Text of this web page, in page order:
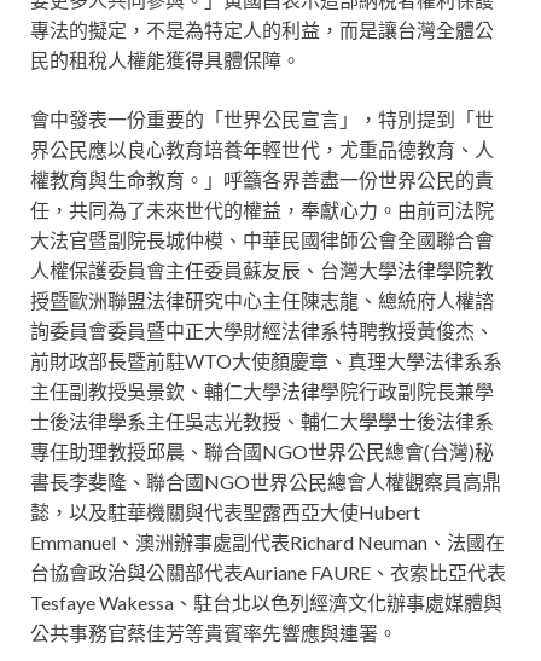
專法的擬定，不是為特定人的利益，而是讓台灣全體公
民的租稅人權能獲得具體保障。
會中發表一份重要的「世界公民宣言」，特別提到「世
界公民應以良心教育培養年輕世代，尤重品德教育、人
權教育與生命教育。」呼籲各界善盡一份世界公民的責
任，共同為了未來世代的權益，奉獻心力。由前司法院
大法官暨副院長城仲模、中華民國律師公會全國聯合會
人權保護委員會主任委員蘇友辰、台灣大學法律學院教
授暨歐洲聯盟法律研究中心主任陳志龍、總統府人權諮
詢委員會委員暨中正大學財經法律系特聘教授黃俊杰、
前財政部長暨前駐WTO大使顏慶章、真理大學法律系系
主任副教授吳景欽、輔仁大學法律學院行政副院長兼學
士後法律學系主任吳志光教授、輔仁大學學士後法律系
專任助理教授邱晨、聯合國NGO世界公民總會(台灣)秘
書長李斐隆、聯合國NGO世界公民總會人權觀察員高鼎
懿，以及駐華機關與代表聖露西亞大使Hubert
Emmanuel、澳洲辦事處副代表Richard Neuman、法國在
台協會政治與公關部代表Auriane FAURE、衣索比亞代表
Tesfaye Wakessa、駐台北以色列經濟文化辦事處媒體與
公共事務官蔡佳芳等貴賓率先響應與連署。